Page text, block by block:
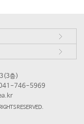
층)
746-5969
RESERVED.